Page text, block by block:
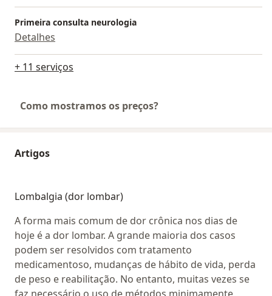
Primeira consulta neurologia
Detalhes
+ 11 serviços
Como mostramos os preços?
Artigos
Lombalgia (dor lombar)
A forma mais comum de dor crônica nos dias de
hoje é a dor lombar. A grande maioria dos casos
podem ser resolvidos com tratamento
medicamentoso, mudanças de hábito de vida, perda
de peso e reabilitação. No entanto, muitas vezes se